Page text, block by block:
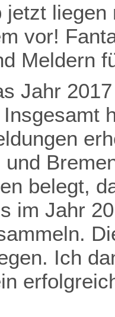
jetzt liegen
vor!
Meldern
Jahr
und
belegt,
im Jahr
Ich